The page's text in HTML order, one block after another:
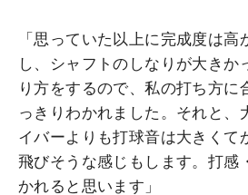
「思っていた以上に完成度は
し、シャフトのしなりが大きか
り方をするので、私の打ち方に
っきりわかれました。それと、
イバーよりも打球音は大きくて
飛びそうな感じもします。打感
かれると思います」